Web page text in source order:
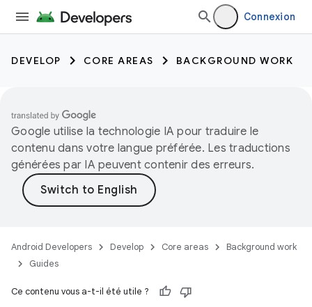
Connexion
DEVELOP CORE AREAS BACKGROUND WORK
Google utilise la technologie IA pour traduire le
contenu dans votre langue préférée. Les traductions
générées par IA peuvent contenir des erreurs.
Android Developers Develop Core areas
Background work
Guides
Ce contenu vous a-t-il été utile ?